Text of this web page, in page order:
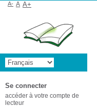
A- A A+
Se connecter
accéder à votre compte de
lecteur